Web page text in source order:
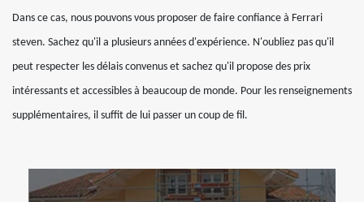
Dans ce cas, nous pouvons vous proposer de faire confiance à Ferrari
steven. Sachez qu'il a plusieurs années d'expérience. N'oubliez pas qu'il
peut respecter les délais convenus et sachez qu'il propose des prix
intéressants et accessibles à beaucoup de monde. Pour les renseignements
supplémentaires, il suffit de lui passer un coup de fil.